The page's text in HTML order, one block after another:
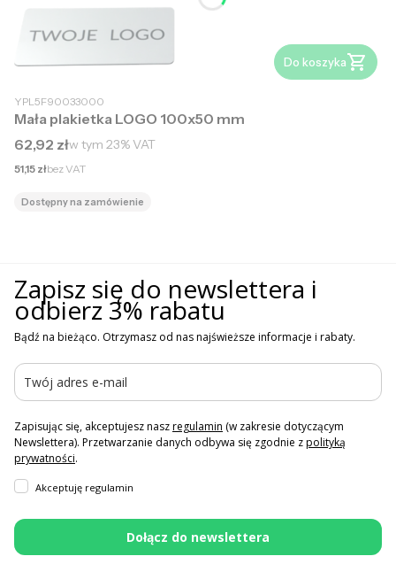
Do koszyka
YPL5F90033000
Mała plakietka LOGO 100x50 mm
Cena brutto
62,92 złw tym 23%VAT
Cena netto
51,15 złbez VAT
Dostępny na zamówienie
Zapisz się do newslettera i
odbierz 3% rabatu
Bądź na bieżąco. Otrzymasz od nas najświeższe informacje i rabaty.
Zapisując się, akceptujesz naszregulamin (w zakresie dotyczącym
Newslettera). Przetwarzanie danych odbywa się zgodnie zpolityką
prywatności.
Akceptuję regulamin
Dołącz do newslettera